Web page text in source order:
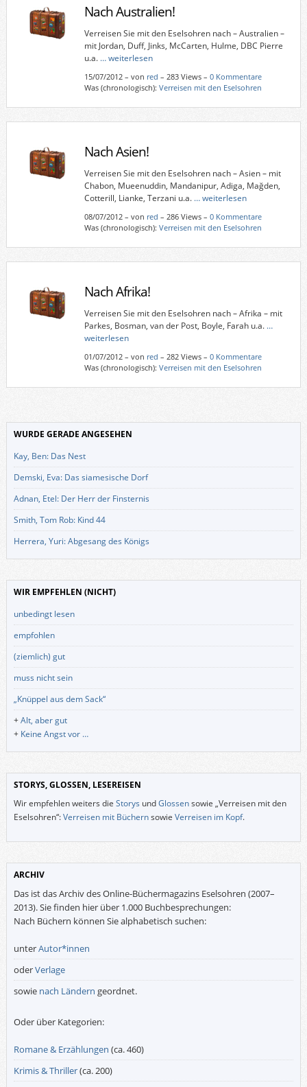
Nach Australien!
Verreisen Sie mit den Eselsohren nach – Australien –
mit Jordan, Duff, Jinks, McCarten, Hulme, DBC Pierre
u.a. … weiterlesen
15/07/2012– von red – 283 Views – 0 Kommentare
Was (chronologisch): Verreisen mit den Eselsohren
Nach Asien!
Verreisen Sie mit den Eselsohren nach – Asien – mit
Chabon, Mueenuddin, Mandanipur, Adiga, Mağden,
Cotterill, Lianke, Terzani u.a. … weiterlesen
08/07/2012– von red – 286 Views – 0 Kommentare
Was (chronologisch): Verreisen mit den Eselsohren
Nach Afrika!
Verreisen Sie mit den Eselsohren nach – Afrika – mit
Parkes, Bosman, van der Post, Boyle, Farah u.a. …
weiterlesen
01/07/2012– von red – 282 Views – 0 Kommentare
Was (chronologisch): Verreisen mit den Eselsohren
WURDE GERADE ANGESEHEN
Kay, Ben: Das Nest
Demski, Eva: Das siamesische Dorf
Adnan, Etel: Der Herr der Finsternis
Smith, Tom Rob: Kind 44
Herrera, Yuri: Abgesang des Königs
WIR EMPFEHLEN (NICHT)
unbedingt lesen
empfohlen
(ziemlich) gut
muss nicht sein
„Knüppel aus dem Sack“
+Alt, aber gut
+ Keine Angst vor …
STORYS, GLOSSEN, LESEREISEN
Wir empfehlen weiters die Storys undGlossensowie „Verreisen mit den
Eselsohren“:Verreisen mit Büchernsowie Verreisen im Kopf.
ARCHIV
Das ist das Archiv des Online-Büchermagazins Eselsohren (2007–
2013). Sie finden hier über 1.000 Buchbesprechungen:
Nach Büchern können Sie alphabetisch suchen:
unterAutor*innen
oderVerlage
sowie nach Ländern geordnet.
Oder über Kategorien:
Romane & Erzählungen (ca. 460)
Krimis & Thriller(ca. 200)